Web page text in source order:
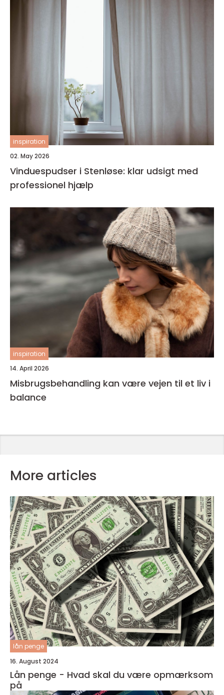
inspiration
02. May 2026
Vinduespudser i Stenløse: klar udsigt med
professionel hjælp
inspiration
14. April 2026
Misbrugsbehandling kan være vejen til et liv i
balance
More articles
lån penge
16. August 2024
Lån penge - Hvad skal du være opmærksom
på